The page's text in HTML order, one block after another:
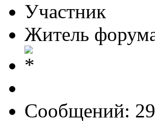
Участник
Житель
Сообщений: